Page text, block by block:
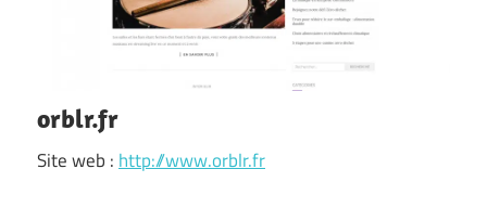
orblr.fr
Site web : http://www.orblr.fr